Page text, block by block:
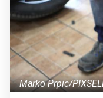
Marko Prpic/